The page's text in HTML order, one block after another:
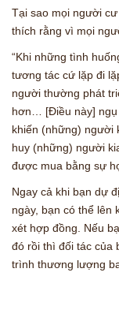
Tại sao mọi người
thích rằng vì mọi
“Khi những tình
tương tác cứ lặp đi
người thường phát
hơn… [Điều này] ngụ
khiến (những) người
huy (những) người
được mua bằng sự
Ngay cả khi bạn dự
ngày, bạn có thể lên
xét hợp đồng. Nếu
đó rồi thì đối tác của
trình thương lượng